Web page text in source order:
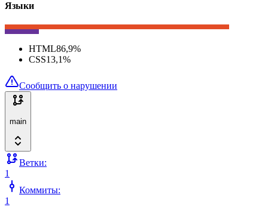
Языки
HTML86,9%
CSS13,1%
Сообщить о нарушении
main
Ветки:
1
Коммиты:
1